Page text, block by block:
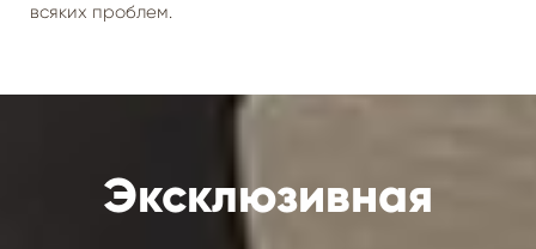
всяких проблем.
Эксклюзивная